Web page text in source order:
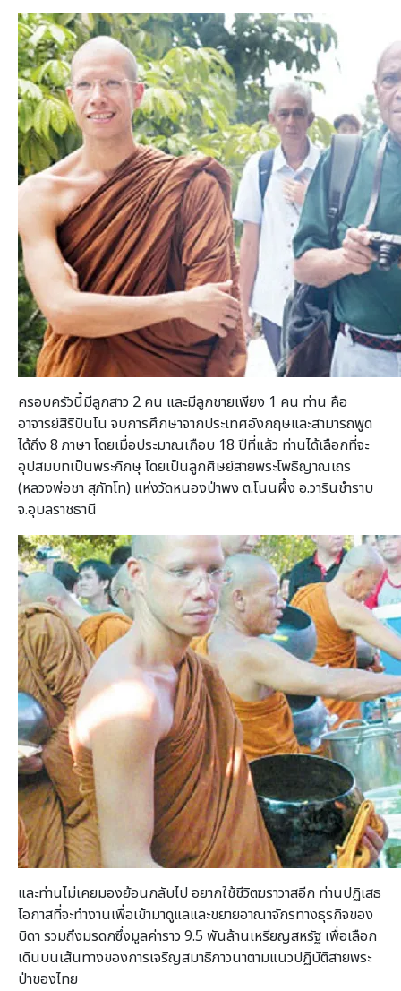
ครอบครัวนี้มีลูกสาว 2 คน และมีลูกชายเพียง 1 คน ท่าน คือ
อาจารย์สิริปันโน จบการศึกษาจากประเทศอังกฤษและสามารถพูด
ได้ถึง 8 ภาษา โดยเมื่อประมาณเกือบ 18 ปีที่แล้ว ท่านได้เลือกที่จะ
อุปสมบทเป็นพระภิกษุ โดยเป็นลูกศิษย์สายพระโพธิญาณเถร
(หลวงพ่อชา สุภัทโท) แห่งวัดหนองป่าพง ต.โนนผึ้ง อ.วารินชำราบ
จ.อุบลราชธานี
และท่านไม่เคยมองย้อนกลับไป อยากใช้ชีวิตฆราวาสอีก ท่านปฏิเสธ
โอกาสที่จะทำงานเพื่อเข้ามาดูแลและขยายอาณาจักรทางธุรกิจของ
บิดา รวมถึงมรดกซึ่งมูลค่าราว 9.5 พันล้านเหรียญสหรัฐ เพื่อเลือก
เดินบนเส้นทางของการเจริญสมาธิภาวนาตามแนวปฏิบัติสายพระ
ป่าของไทย